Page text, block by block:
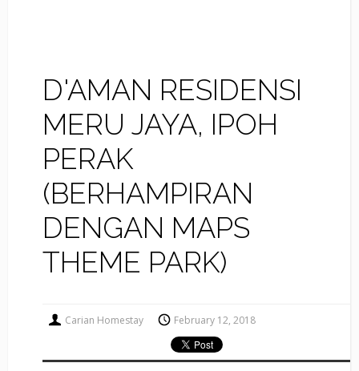
D'AMAN RESIDENSI
MERU JAYA, IPOH
PERAK
(BERHAMPIRAN
DENGAN MAPS
THEME PARK)
Carian Homestay February 12, 2018